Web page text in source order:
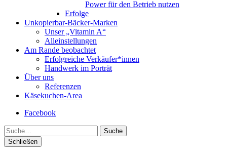
Power für den Betrieb nutzen
Erfolge
Unkopierbar-Bäcker-Marken
Unser „Vitamin A“
Alleinstellungen
Am Rande beobachtet
Erfolgreiche Verkäufer*innen
Handwerk im Porträt
Über uns
Referenzen
Käsekuchen-Area
Facebook
Suche
Schließen